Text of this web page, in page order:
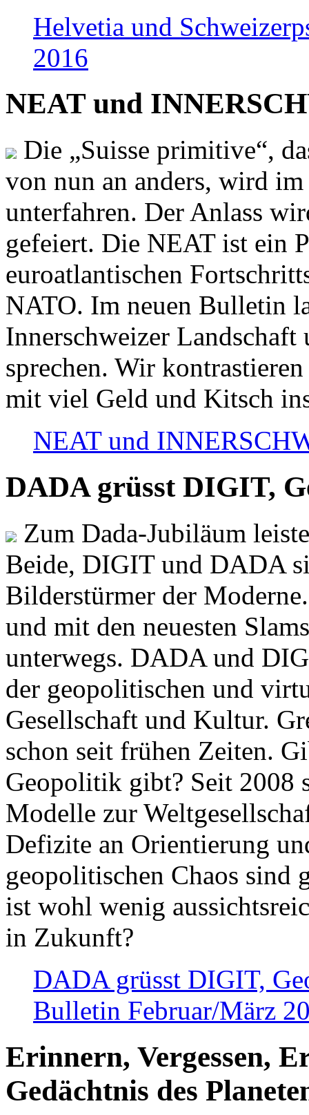
Helvetia und
2016
NEAT und
Die „Suisse primitive“,
von nun an anders, wird
unterfahren. Der Anlass
gefeiert. Die NEAT ist ein
euroatlantischen
NATO. Im neuen Bulletin
Innerschweizer
sprechen. Wir
mit viel Geld und Kitsch
NEAT und
DADA grüsst DIGIT,
Zum Dada-Jubiläum
Beide, DIGIT und DADA
Bilderstürmer der
und mit den neuesten
unterwegs. DADA und
der geopolitischen und
Gesellschaft und Kultur.
schon seit frühen Zeiten.
Geopolitik gibt? Seit 2008
Modelle zur
Defizite an Orientierung
geopolitischen Chaos sind
ist wohl wenig
in Zukunft?
DADA grüsst DIGIT,
Bulletin Februar/März
Erinnern, Vergessen,
Gedächtnis des